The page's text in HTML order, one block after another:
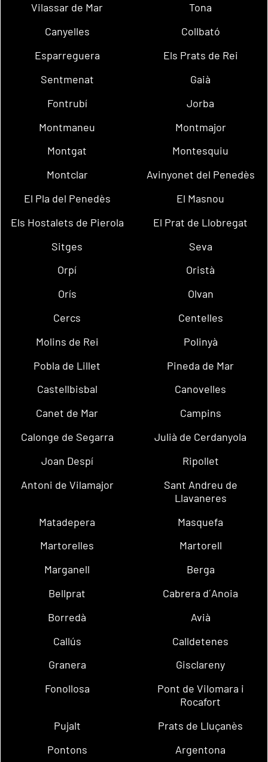
Vilassar de Mar
Tona
Canyelles
Collbató
Esparreguera
Els Prats de Rei
Sentmenat
Gaià
Fontrubí
Jorba
Montmaneu
Montmajor
Montgat
Montesquiu
Montclar
Avinyonet del Penedès
El Pla del Penedès
El Masnou
Els Hostalets de Pierola
El Prat de Llobregat
Sitges
Seva
Orpí
Oristà
Orís
Olvan
Cercs
Centelles
Molins de Rei
Polinyà
Pobla de Lillet
Pineda de Mar
Castellbisbal
Canovelles
Canet de Mar
Campins
Calonge de Segarra
Julià de Cerdanyola
Joan Despí
Ripollet
Antoni de Vilamajor
Sant Andreu de
Llavaneres
Matadepera
Masquefa
Martorelles
Martorell
Marganell
Berga
Bellprat
Cabrera d´Anoia
Borredà
Avià
Callús
Calldetenes
Granera
Gisclareny
Fonollosa
Pont de Vilomara i
Rocafort
Pujalt
Prats de Lluçanès
Pontons
Argentona